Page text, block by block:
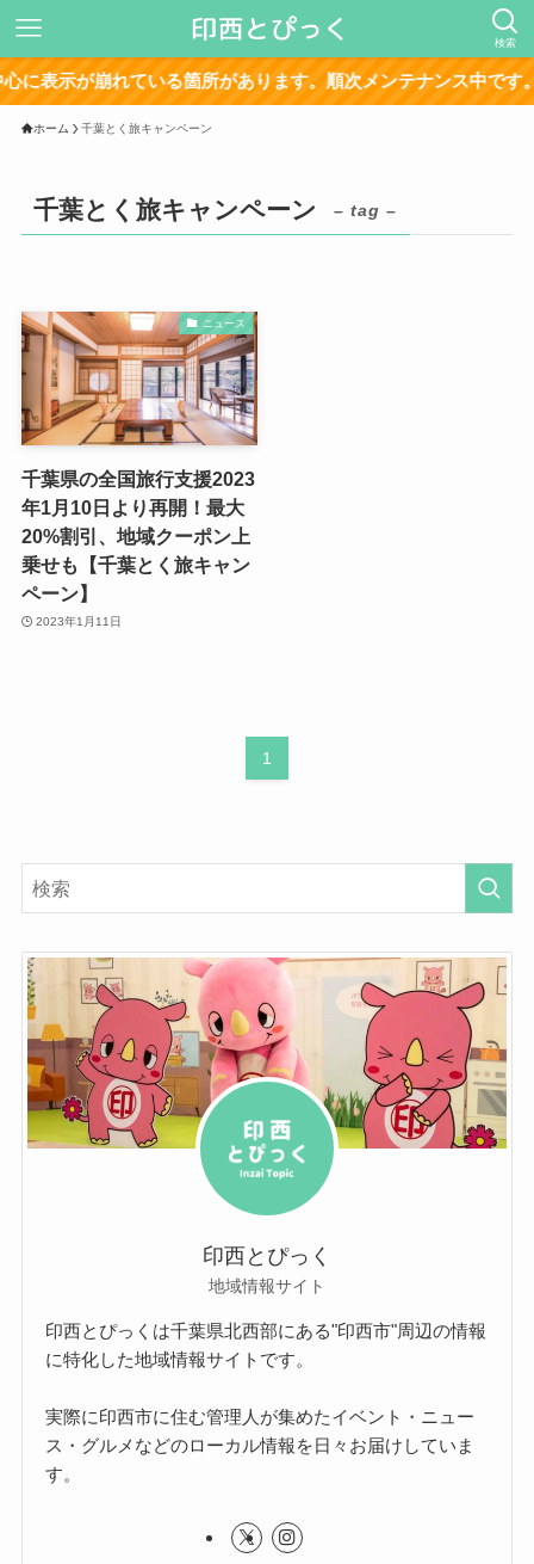
検索
表示が崩れている箇所があります。順次メンテナンス中です。
ホーム 千葉とく旅キャンペーン
千葉とく旅キャンペーン – tag –
ニュース
千葉県の全国旅行支援2023
年1月10日より再開！最大
20%割引、地域クーポン上
乗せも【千葉とく旅キャン
ペーン】
2023年1月11日
1
印西とぴっく
地域情報サイト
印西とぴっくは千葉県北西部にある"印西市"周辺の情報
に特化した地域情報サイトです。
実際に印西市に住む管理人が集めたイベント・ニュー
ス・グルメなどのローカル情報を日々お届けしていま
す。